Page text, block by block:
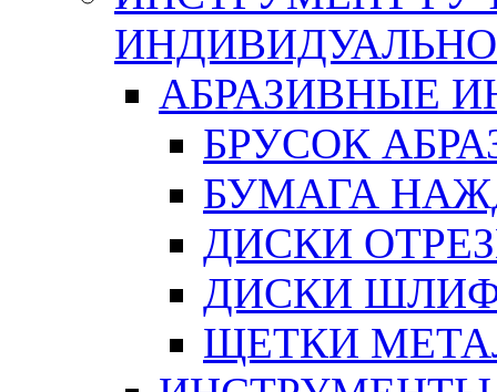
АБРАЗИВНЫЕ
БРУСОК
БУМАГА
ДИСКИ
ДИСКИ
ЩЕТКИ